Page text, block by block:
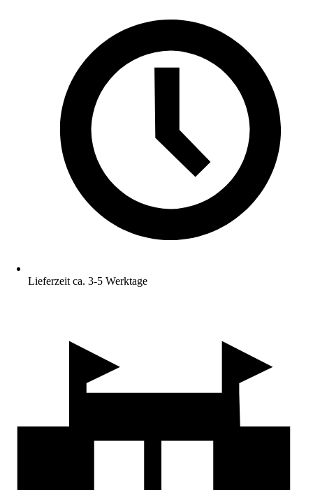
Lieferzeit ca. 3-5 Werktage